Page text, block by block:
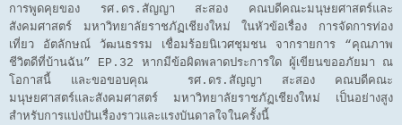
การพูดคุยของ รศ.ดร.สัญญา สะสอง คณบดีคณะมนุษยศาสตร์และ
สังคมศาสตร์ มหาวิทยาลัยราชภัฏเชียงใหม่ ในหัวข้อเรื่อง การจัดการท่อง
เที่ยว อัตลักษณ์ วัฒนธรรม เชื่อมร้อยนิเวศชุมชน จากรายการ “คุณภาพ
ชีวิตดีที่บ้านฉัน” EP.32 หากมีข้อผิดพลาดประการใด ผู้เขียนขออภัยมา ณ
โอกาสนี้ และขอขอบคุณ รศ.ดร.สัญญา สะสอง คณบดีคณะ
มนุษยศาสตร์และสังคมศาสตร์ มหาวิทยาลัยราชภัฏเชียงใหม่ เป็นอย่างสูง
สำหรับการแบ่งปันเรื่องราวและแรงบันดาลใจในครั้งนี้